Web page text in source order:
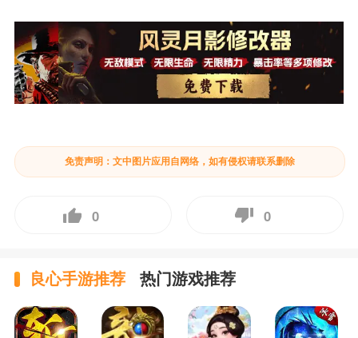
免责声明：文中图片应用自网络，如有侵权请联系删除
0 0
良心手游推荐 热门游戏推荐